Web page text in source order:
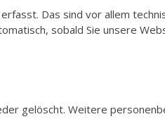
Das sind vor allem
sobald Sie unsere
gelöscht. Weitere